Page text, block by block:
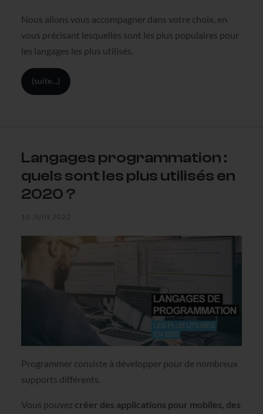
Nous allons vous accompagner dans votre choix, en
vous précisant lesquelles sont les plus populaires pour
les langages les plus utilisés.
(suite…)
Langages programmation :
quels sont les plus utilisés en
2020 ?
10 JUIN 2022
Programmer consiste à développer pour de nombreux
supports différents.
Vous pouvez créer des applications pour mobiles, des